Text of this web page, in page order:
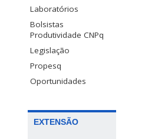
Laboratórios
Bolsistas
Produtividade CNPq
Legislação
Propesq
Oportunidades
EXTENSÃO